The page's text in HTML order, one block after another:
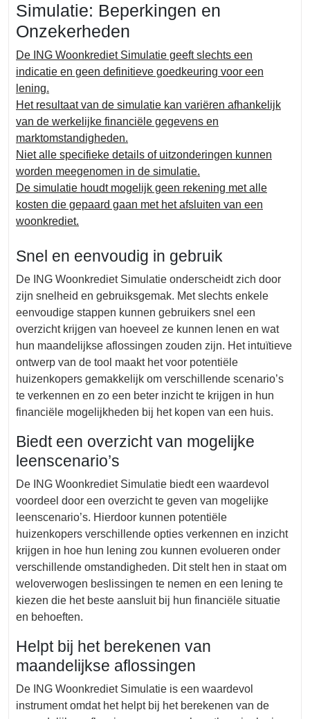
Simulatie: Beperkingen en
Onzekerheden
De ING Woonkrediet Simulatie geeft slechts een
indicatie en geen definitieve goedkeuring voor een
lening.
Het resultaat van de simulatie kan variëren afhankelijk
van de werkelijke financiële gegevens en
marktomstandigheden.
Niet alle specifieke details of uitzonderingen kunnen
worden meegenomen in de simulatie.
De simulatie houdt mogelijk geen rekening met alle
kosten die gepaard gaan met het afsluiten van een
woonkrediet.
Snel en eenvoudig in gebruik
De ING Woonkrediet Simulatie onderscheidt zich door
zijn snelheid en gebruiksgemak. Met slechts enkele
eenvoudige stappen kunnen gebruikers snel een
overzicht krijgen van hoeveel ze kunnen lenen en wat
hun maandelijkse aflossingen zouden zijn. Het intuïtieve
ontwerp van de tool maakt het voor potentiële
huizenkopers gemakkelijk om verschillende scenario’s
te verkennen en zo een beter inzicht te krijgen in hun
financiële mogelijkheden bij het kopen van een huis.
Biedt een overzicht van mogelijke
leenscenario’s
De ING Woonkrediet Simulatie biedt een waardevol
voordeel door een overzicht te geven van mogelijke
leenscenario’s. Hierdoor kunnen potentiële
huizenkopers verschillende opties verkennen en inzicht
krijgen in hoe hun lening zou kunnen evolueren onder
verschillende omstandigheden. Dit stelt hen in staat om
weloverwogen beslissingen te nemen en een lening te
kiezen die het beste aansluit bij hun financiële situatie
en behoeften.
Helpt bij het berekenen van
maandelijkse aflossingen
De ING Woonkrediet Simulatie is een waardevol
instrument omdat het helpt bij het berekenen van de